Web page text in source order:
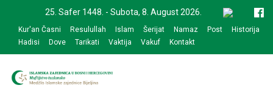
navigation
content
25. Safer 1448. - Subota, 8. August 2026.
Kur'an Časni Resulullah Islam Šerijat Namaz Post
Historija
Hadisi
Dove Tarikati Vaktija Vakuf Kontakt